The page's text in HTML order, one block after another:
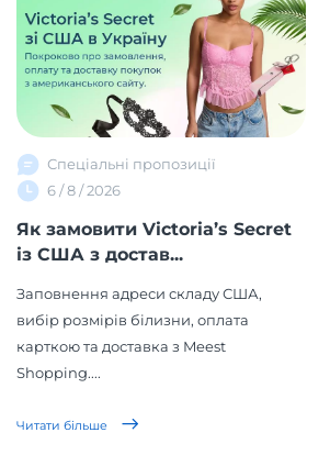
Спеціальні пропозиції
6 / 8 / 2026
Як замовити Victoria’s Secret
із США з достав...
Заповнення адреси складу США,
вибір розмірів білизни, оплата
карткою та доставка з Meest
Shopping....
Читати більше